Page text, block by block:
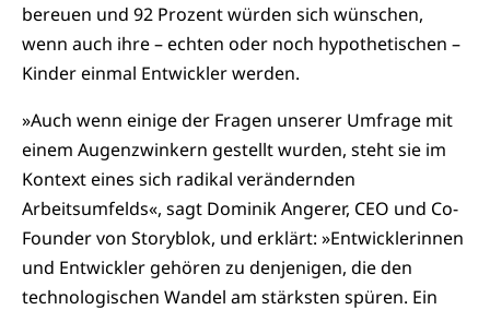
bereuen und 92 Prozent würden sich wünschen,
wenn auch ihre – echten oder noch hypothetischen –
Kinder einmal Entwickler werden.
»Auch wenn einige der Fragen unserer Umfrage mit
einem Augenzwinkern gestellt wurden, steht sie im
Kontext eines sich radikal verändernden
Arbeitsumfelds«, sagt Dominik Angerer, CEO und Co-
Founder von Storyblok, und erklärt: »Entwicklerinnen
und Entwickler gehören zu denjenigen, die den
technologischen Wandel am stärksten spüren. Ein